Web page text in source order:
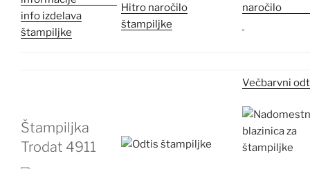
info izdelava
štampiljke
Hitro naročilo
štampiljke
Štampiljka
Trodat 4911
Večbarvni